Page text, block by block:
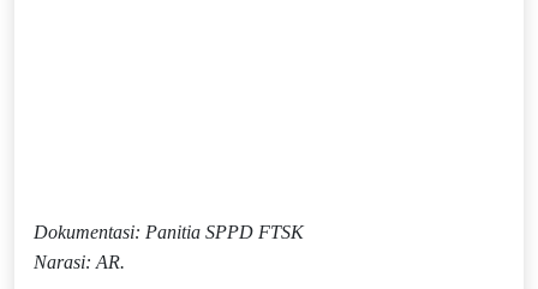
Dokumentasi: Panitia SPPD FTSK
Narasi: AR.